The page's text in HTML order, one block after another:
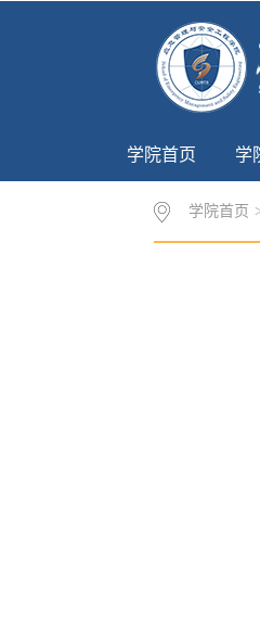
学院首页 学
学院首页